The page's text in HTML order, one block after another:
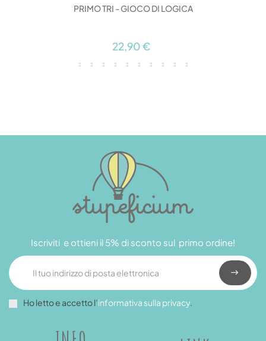
PRIMO TRI - GIOCO DI LOGICA
22,90 €
Iscriviti e ottieni il 5% di sconto sul primo ordine!
Ho letto e accetto l’informativa sulla privacy.